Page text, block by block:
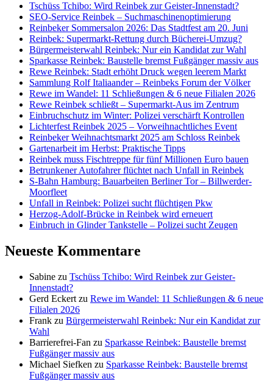
Tschüss Tchibo: Wird Reinbek zur Geister-Innenstadt?
SEO-Service Reinbek – Suchmaschinenoptimierung
Reinbeker Sommersalon 2026: Das Stadtfest am 20. Juni
Reinbek: Supermarkt-Rettung durch Bücherei-Umzug?
Bürgermeisterwahl Reinbek: Nur ein Kandidat zur Wahl
Sparkasse Reinbek: Baustelle bremst Fußgänger massiv aus
Rewe Reinbek: Stadt erhöht Druck wegen leerem Markt
Sammlung Rolf Italiaander – Reinbeks Forum der Völker
Rewe im Wandel: 11 Schließungen & 6 neue Filialen 2026
Rewe Reinbek schließt – Supermarkt-Aus im Zentrum
Einbruchschutz im Winter: Polizei verschärft Kontrollen
Lichterfest Reinbek 2025 – Vorweihnachtliches Event
Reinbeker Weihnachtsmarkt 2025 am Schloss Reinbek
Gartenarbeit im Herbst: Praktische Tipps
Reinbek muss Fischtreppe für fünf Millionen Euro bauen
Betrunkener Autofahrer flüchtet nach Unfall in Reinbek
S-Bahn Hamburg: Bauarbeiten Berliner Tor – Billwerder-
Moorfleet
Unfall in Reinbek: Polizei sucht flüchtigen Pkw
Herzog-Adolf-Brücke in Reinbek wird erneuert
Einbruch in Glinder Tankstelle – Polizei sucht Zeugen
Neueste Kommentare
Sabine zu Tschüss Tchibo: Wird Reinbek zur Geister-
Innenstadt?
Gerd Eckert zu Rewe im Wandel: 11 Schließungen & 6 neue
Filialen 2026
Frank zu Bürgermeisterwahl Reinbek: Nur ein Kandidat zur
Wahl
Barrierefrei-Fan zu Sparkasse Reinbek: Baustelle bremst
Fußgänger massiv aus
Michael Siefken zu Sparkasse Reinbek: Baustelle bremst
Fußgänger massiv aus